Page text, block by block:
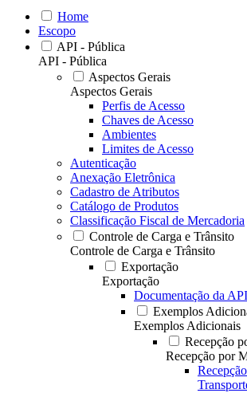
Home
Escopo
API - Pública
API - Pública
Aspectos Gerais
Aspectos Gerais
Perfis de Acesso
Chaves de Acesso
Ambientes
Limites de Acesso
Autenticação
Anexação Eletrônica
Cadastro de Atributos
Catálogo de Produtos
Classificação Fiscal de Mercadoria
Controle de Carga e Trânsito
Controle de Carga e Trânsito
Exportação
Exportação
Documentação da API
Exemplos
Exemplos Adicionais
Recepção
Recepção por